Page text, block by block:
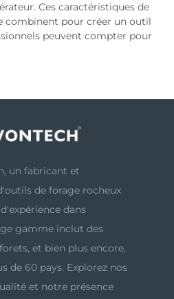
Ces caractéristiques de
combinent pour créer un outil
peuvent compter pour
un fabricant et
de forage rocheux
dans
gamme inclut des
et bien plus encore,
de 60 pays. Explorez nos
et notre présence